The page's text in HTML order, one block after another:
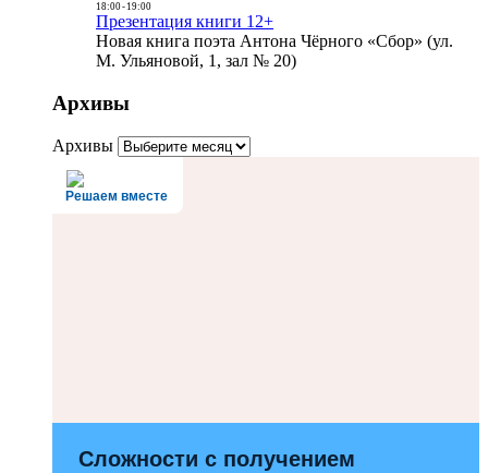
18:00- 19:00
Презентация книги 12+
Новая книга поэта Антона Чёрного «Сбор» (ул.
М. Ульяновой, 1, зал № 20)
Архивы
Архивы
Решаем вместе
Сложности с получением